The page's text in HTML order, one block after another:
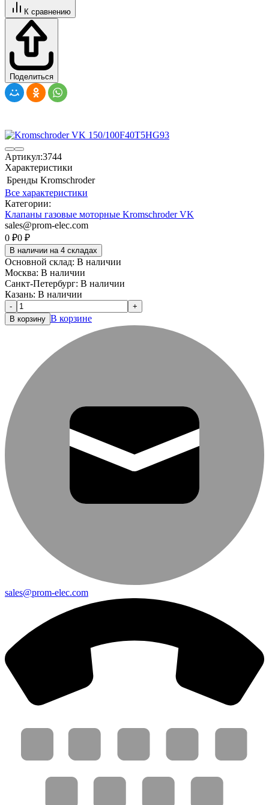
К сравнению
Поделиться
Артикул:3744
Характеристики
Бренды Kromschroder
Все характеристики
Категории:
Клапаны газовые моторные Kromschroder VK
sales@prom-elec.com
0 ₽0 ₽
В наличии на 4 складах
Основной склад: В наличии
Москва: В наличии
Санкт-Петербург: В наличии
Казань: В наличии
-
+
В корзину В корзине
sales@prom-elec.com